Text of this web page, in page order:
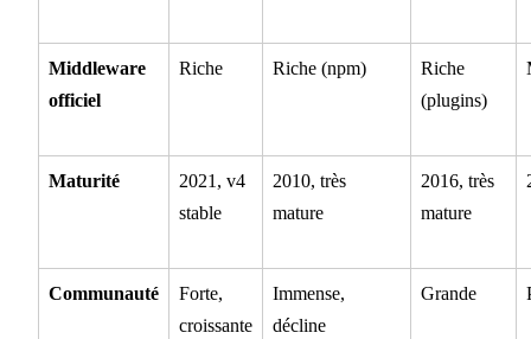
Middleware
officiel
Riche Riche (npm)
Riche
(plugins)
Maturité
2021, v4
stable
2010, très
mature
2016, très
mature
Communauté
Forte,
croissante
Immense,
décline
Grande